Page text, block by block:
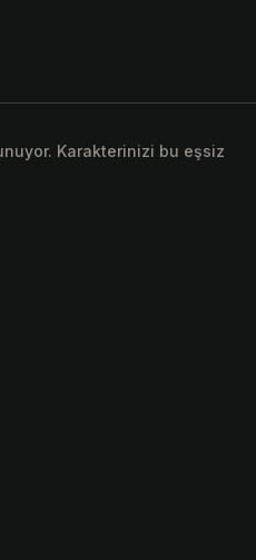
Karakterinizi bu eşsiz